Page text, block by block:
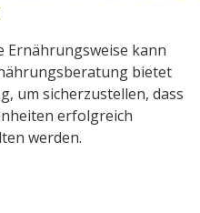
Ernährungsweise kann
bietet
um sicherzustellen, dass
erfolgreich
werden.